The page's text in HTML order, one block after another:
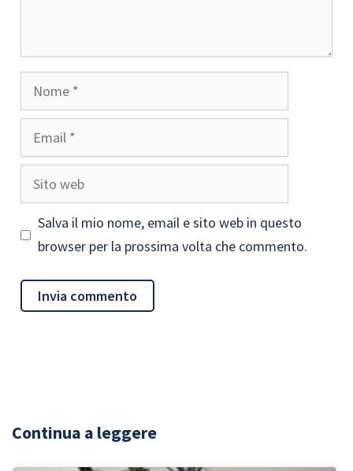
Nome
Email
Sito
web
Salva il mio nome, email e sito web in questo
browser per la prossima volta che commento.
Continua a leggere